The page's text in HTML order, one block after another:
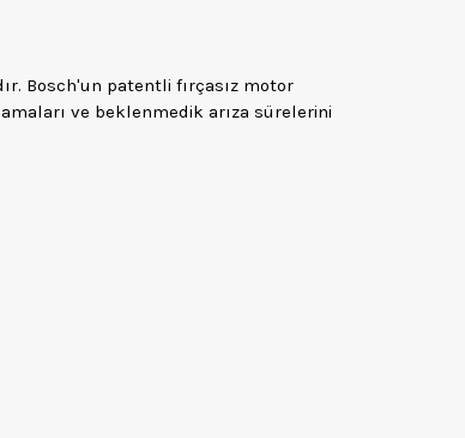
Bosch'un patentli fırçasız motor
ve beklenmedik arıza sürelerini